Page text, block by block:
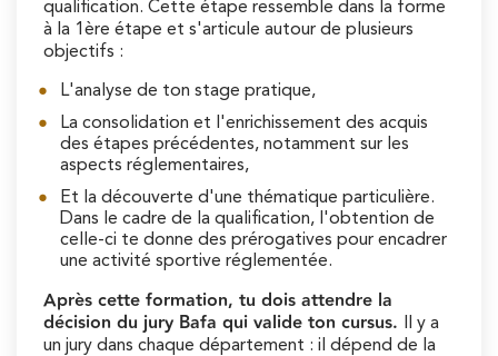
qualification. Cette étape ressemble dans la forme
à la 1ère étape et s'articule autour de plusieurs
objectifs :
L'analyse de ton stage pratique,
La consolidation et l'enrichissement des acquis
des étapes précédentes, notamment sur les
aspects réglementaires,
Et la découverte d'une thématique particulière.
Dans le cadre de la qualification, l'obtention de
celle-ci te donne des prérogatives pour encadrer
une activité sportive réglementée.
Après cette formation, tu dois attendre la
décision du jury Bafa qui valide ton cursus.
Il y a
un jury dans chaque département : il dépend de la